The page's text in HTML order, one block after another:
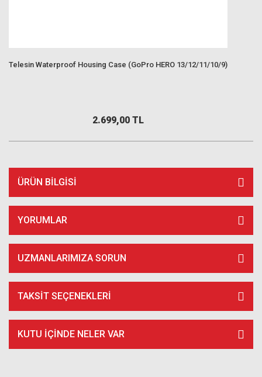
Telesin Waterproof Housing Case (GoPro HERO 13/12/11/10/9)
2.699,00 TL
ÜRÜN BILGISI
YORUMLAR
UZMANLARIMIZA SORUN
TAKSIT SEÇENEKLERI
KUTU İÇİNDE NELER VAR